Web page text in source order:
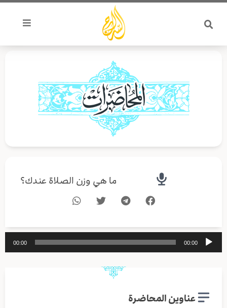
تخطي
المحتوى
ما هي وزن الصلاة عندك؟
مشغل
الصوت
00:00
00:00
عناوين المحاضرة